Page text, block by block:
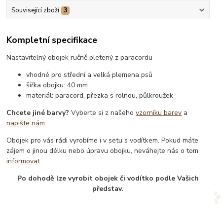
Související zboží 3
Kompletní specifikace
Nastavitelný obojek ručně pletený z paracordu
vhodné pro střední a velká plemena psů
šířka obojku: 40 mm
materiál: paracord, přezka s rolnou, půlkroužek
Chcete jiné barvy? Vyberte si z našehovzorníku barev a
napište nám.
Obojek pro vás rádi vyrobíme i v setu s vodítkem. Pokud máte
zájem o jinou délku nebo úpravu obojku, neváhejte nás o tom
informovat.
Po dohodě lze vyrobit obojek či vodítko podle Vašich
představ.